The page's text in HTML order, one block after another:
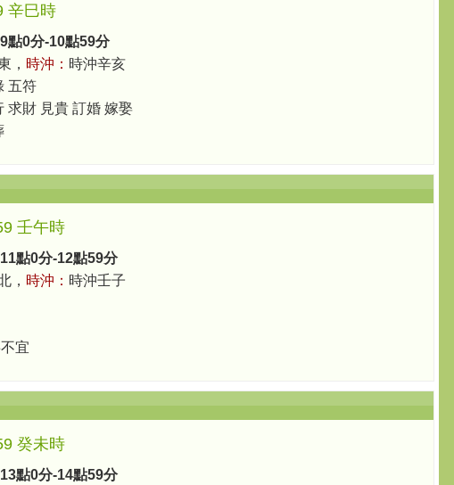
辛巳時
點0分-10點59分
， 時沖： 時沖辛亥
五符
求財 見貴 訂婚 嫁娶
壬午時
點0分-12點59分
， 時沖： 時沖壬子
宜
癸未時
點0分-14點59分